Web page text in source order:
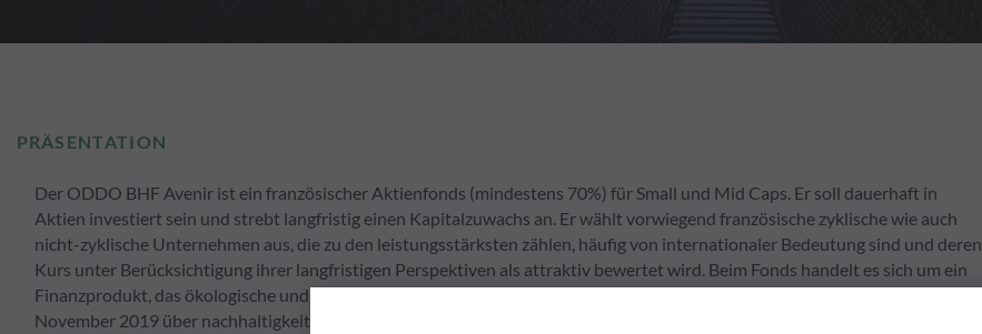
PRÄSENTATION
Der ODDO BHF Avenir ist ein französischer Aktienfonds (mindestens 70%) für Small und Mid Caps. Er soll dauerhaft in
Aktien investiert sein und strebt langfristig einen Kapitalzuwachs an. Er wählt vorwiegend französische zyklische wie auch
nicht-zyklische Unternehmen aus, die zu den leistungsstärksten zählen, häufig von internationaler Bedeutung sind und deren
Kurs unter Berücksichtigung ihrer langfristigen Perspektiven als attraktiv bewertet wird. Beim Fonds handelt es sich um ein
Finanzprodukt, das ökologische und soziale Merkmale im Sinne von Artikel 8 (1) der EU-Verordnung 2019/2088 vom 27.
November 2019 über nachhaltigkeitsbezogene Offenlegungspflichten im Finanzdienstleistungssektor (EU-